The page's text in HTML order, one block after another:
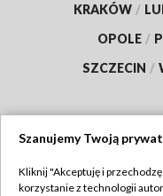
KRAKÓW /
OPOLE /
SZCZECIN /
Szanujemy Twoją
Kliknij "Akceptuję i
korzystanie z technologii